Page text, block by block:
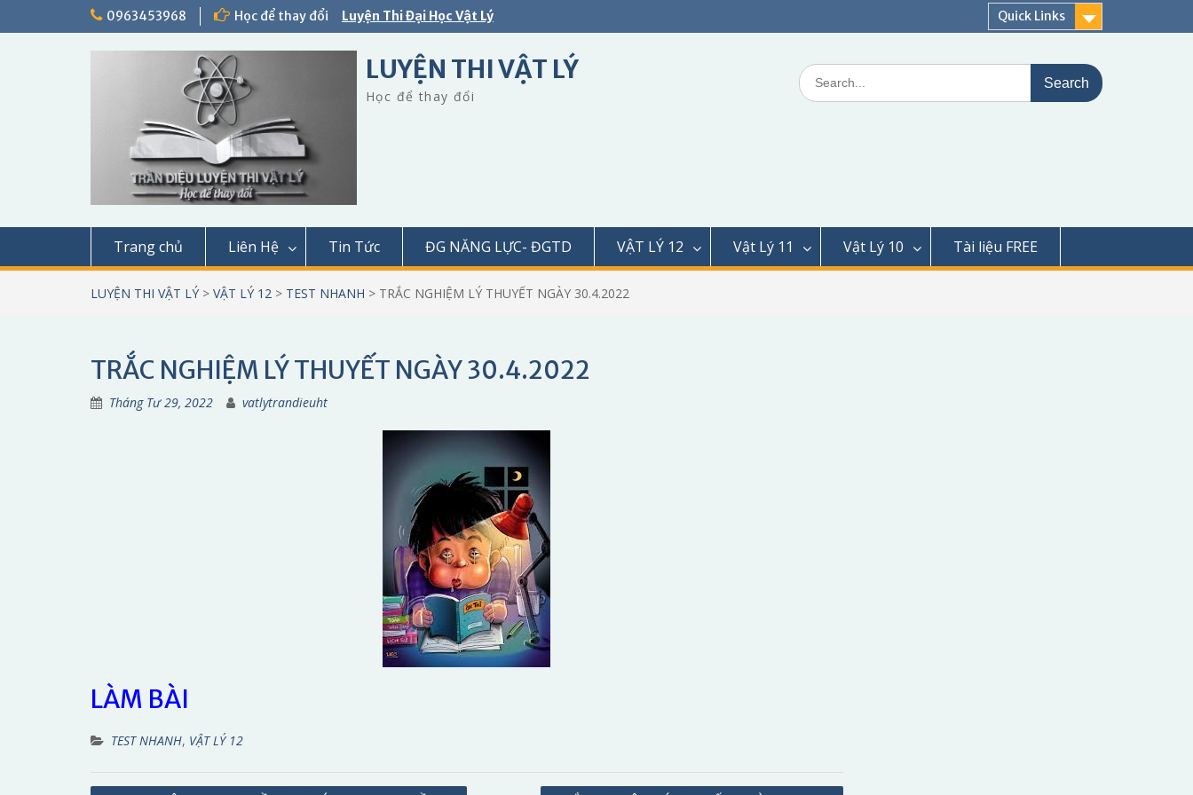
0963453968 Học để thay đổi Luyện Thi Đại Học Vật Lý Quick Links
LUYỆN THI VẬT LÝ
Học để thay đổi
Search
for:
Trang chủ Liên Hệ Tin Tức ĐG NĂNG LỰC- ĐGTD VẬT LÝ 12 Vật Lý 11 Vật Lý 10 Tài liệu FREE
LUYỆN THI VẬT LÝ > VẬT LÝ 12 > TEST NHANH > TRẮC NGHIỆM LÝ THUYẾT NGÀY 30.4.2022
TRẮC NGHIỆM LÝ THUYẾT NGÀY 30.4.2022
Tháng Tư 29, 2022 vatlytrandieuht
LÀM BÀI
TEST NHANH, VẬT LÝ 12